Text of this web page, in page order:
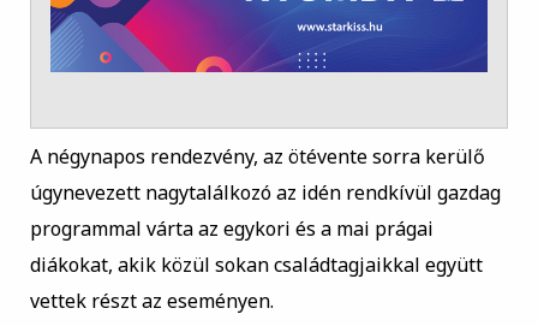
A négynapos rendezvény, az ötévente sorra kerülő
úgynevezett nagytalálkozó az idén rendkívül gazdag
programmal várta az egykori és a mai prágai
diákokat, akik közül sokan családtagjaikkal együtt
vettek részt az eseményen.